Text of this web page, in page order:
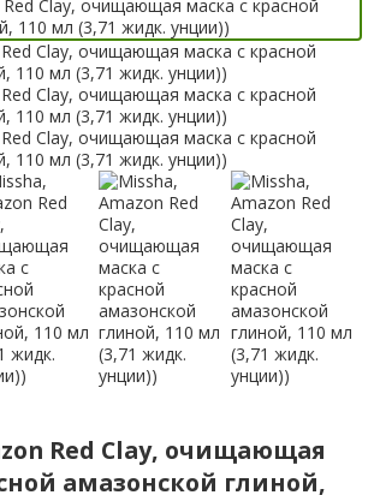
Red Clay, очищающая
амазонской глиной,